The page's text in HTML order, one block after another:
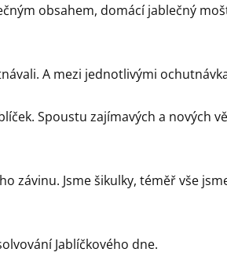
obsahem, domácí jablečný
A mezi jednotlivými
Spoustu zajímavých a nových
závinu. Jsme šikulky, téměř vše
Jablíčkového dne.